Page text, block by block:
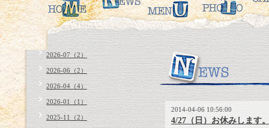
2014-04-06 10:56:00
4/27（日）お休みします
2026-07（2）
2026-06（2）
2026-04（4）
2026-01（1）
2025-11（2）